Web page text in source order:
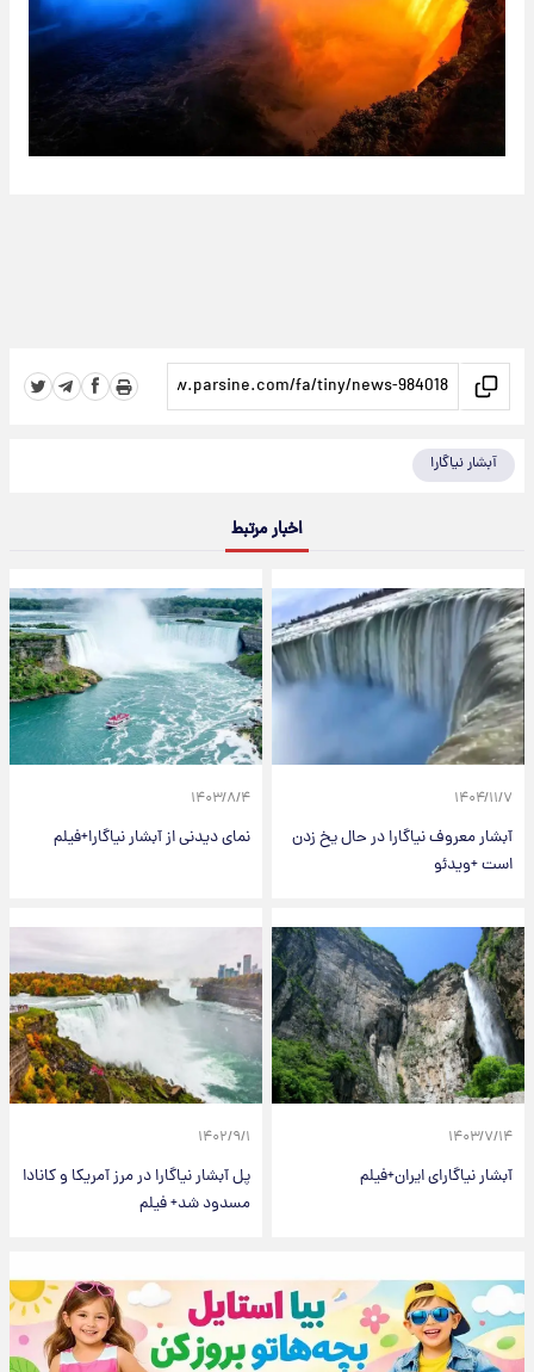
آبشار نیاگارا
اخبار مرتبط
۱۴۰۴/۱۱/۷
آبشار معروف نیاگارا در حال یخ زدن
است +ویدئو
۱۴۰۳/۸/۴
نمای دیدنی از آبشار نیاگارا+فیلم
۱۴۰۳/۷/۱۴
آبشار نیاگارای ایران+فیلم
۱۴۰۲/۹/۱
پل آبشار نیاگارا در مرز آمریکا و کانادا
مسدود شد+ فیلم